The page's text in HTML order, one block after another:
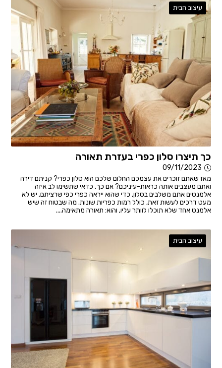
עיצוב הבית
כך תיצרו סלון כפרי בעזרת תאורה
09/11/2023
מאז שאתם זוכרים את עצמכם החלום שלכם הוא סלון כפרי? קניתם דירה
ואתם מעצבים אותה כראות-עיניכם? אם כך, כדאי שתשימו לב איזה
אלמנטים אתם משלבים בסלון, כדי שהוא ייראה כפרי כפי שרציתם. יש לא
מעט דרכים לעשות זאת, כולל רמות כפריות שונות. מה שבטוח זה שיש
אלמנט אחד שלא תוכלו לוותר עליו, והוא: תאורה מתאימה....
עיצוב הבית